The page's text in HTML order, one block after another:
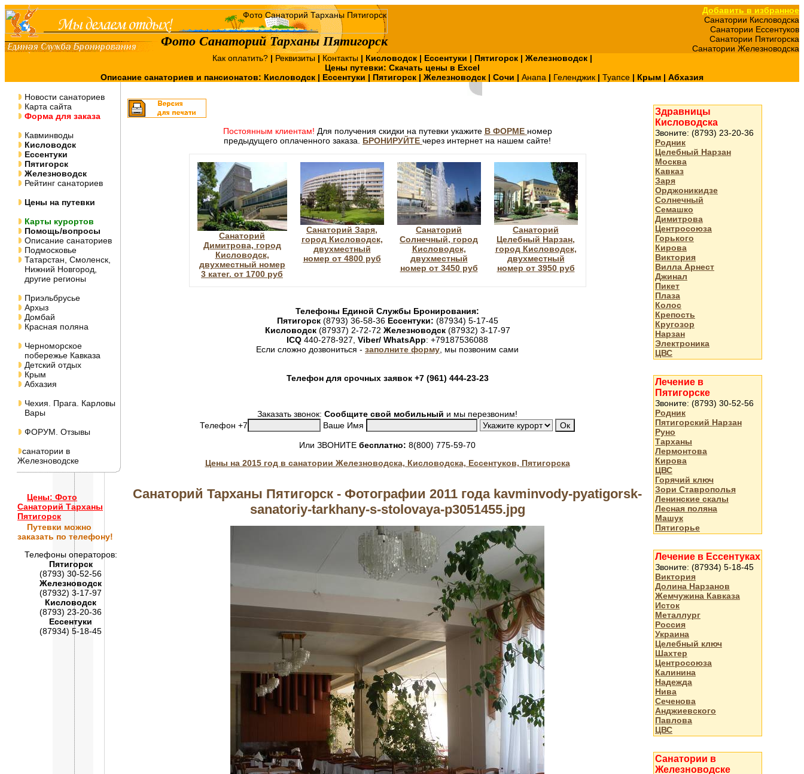
Фото Санаторий Тарханы Пятигорск
Добавить в избранное
Санатории Кисловодска
Санатории Ессентуков
Санатории Пятигорска
Санатории Железноводска
Как оплатить? | Реквизиты | Контакты | Кисловодск| Ессентуки | Пятигорск| Железноводск|
Цены путевки: Скачать цены в Excel
Описание санаториев и пансионатов: Кисловодск | Ессентуки | Пятигорск | Железноводск | Сочи | Анапа | Геленджик | Туапсе | Крым | Абхазия
Новости санаториев
Карта сайта
Форма для заказа
Кавминводы
Кисловодск
Ессентуки
Пятигорск
Железноводск
Рейтинг санаториев
Цены на путевки
Карты курортов
Помощь/вопросы
Описание санаториев
Подмосковье
Татарстан, Смоленск,
Нижний Новгород,
другие регионы
Приэльбрусье
Архыз
Домбай
Красная поляна
Черноморское
побережье Кавказа
Детский отдых
Крым
Абхазия
Чехия. Прага. Карловы
Вары
ФОРУМ. Отзывы
санатории в
Железноводске
Цены: Фото
Санаторий Тарханы
Пятигорск
Путевки можно
заказать по телефону!
Телефоны операторов:
Пятигорск
(8793) 30-52-56
Железноводск
(87932) 3-17-97
Кисловодск
(8793) 23-20-36
Ессентуки
(87934) 5-18-45
Постоянным клиентам! Для получения скидки на путевки укажите В ФОРМЕ номер
предыдущего оплаченного заказа. БРОНИРУЙТЕ через интернет на нашем сайте!
Санаторий
Димитрова, город
Кисловодск,
двухместный номер
3 катег. от 1700 руб
Санаторий Заря,
город Кисловодск,
двухместный
номер от 4800 руб
Санаторий
Солнечный, город
Кисловодск,
двухместный
номер от 3450 руб
Санаторий
Целебный Нарзан,
город Кисловодск,
двухместный
номер от 3950 руб
Телефоны Единой Службы Бронирования:
Пятигорск(8793) 36-58-36 Ессентуки: (87934) 5-17-45
Кисловодск(87937) 2-72-72 Железноводск(87932) 3-17-97
ICQ 440-278-927, Viber/ WhatsApp: +79187536088
Если сложно дозвониться - заполните форму , мы позвоним сами
Телефон для срочных заявок +7 (961) 444-23-23
Заказать звонок: Сообщите свой мобильный и мы перезвоним!
Телефон +7
Ваше Имя
Или ЗВОНИТЕ бесплатно: 8(800) 775-59-70
Цены на 2015 год в санатории Железноводска, Кисловодска, Ессентуков, Пятигорска
Санаторий Тарханы Пятигорск - Фотографии 2011 года kavminvody-pyatigorsk-
sanatoriy-tarkhany-s-stolovaya-p3051455.jpg
Здравницы
Кисловодска
Звоните: (8793) 23-20-36
Родник
Целебный Нарзан
Москва
Кавказ
Заря
Орджоникидзе
Солнечный
Семашко
Димитрова
Центросоюза
Горького
Кирова
Виктория
Вилла Арнест
Джинал
Пикет
Плаза
Колос
Крепость
Кругозор
Нарзан
Электроника
ЦВС
Лечение в
Пятигорске
Звоните: (8793) 30-52-56
Родник
Пятигорский Нарзан
Руно
Тарханы
Лермонтова
Кирова
ЦВС
Горячий ключ
Зори Ставрополья
Ленинские скалы
Лесная поляна
Машук
Пятигорье
Лечение в Ессентуках
Звоните: (87934) 5-18-45
Виктория
Долина Нарзанов
Жемчужина Кавказа
Исток
Металлург
Россия
Украина
Целебный ключ
Шахтер
Центросоюза
Калинина
Надежда
Нива
Сеченова
Анджиевского
Павлова
ЦВС
Санатории в
Железноводске